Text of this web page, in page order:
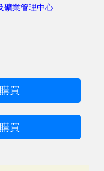
礦業管理中心
買
買